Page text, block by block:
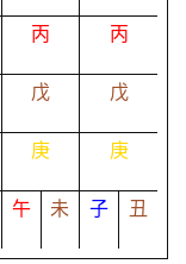
丙 丙
戊 戊
庚 庚
午 未 子 丑